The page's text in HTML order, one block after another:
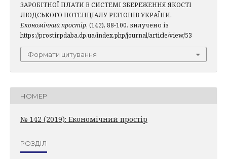
ЗАРОБІТНОЇ ПЛАТИ В СИСТЕМІ ЗБЕРЕЖЕННЯ ЯКОСТІ
ЛЮДСЬКОГО ПОТЕНЦІАЛУ РЕГІОНІВ УКРАЇНИ.
Економічний простір, (142), 88-100. вилучено із
https://prostir.pdaba.dp.ua/index.php/journal/article/view/53
Формати цитування
НОМЕР
№ 142 (2019): Економічний простір
РОЗДІЛ